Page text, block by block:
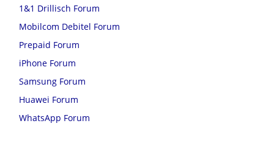
1&1 Drillisch Forum
Mobilcom Debitel Forum
Prepaid Forum
iPhone Forum
Samsung Forum
Huawei Forum
WhatsApp Forum